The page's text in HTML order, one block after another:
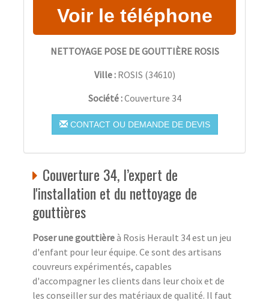
NETTOYAGE POSE DE GOUTTIÈRE ROSIS
Ville : ROSIS (34610)
Société :Couverture 34
CONTACT OU DEMANDE DE DEVIS
Couverture 34, l’expert de
l'installation et du nettoyage de
gouttières
Poser une gouttièreà Rosis Herault 34 est un jeu
d'enfant pour leur équipe. Ce sont des artisans
couvreurs expérimentés, capables
d'accompagner les clients dans leur choix et de
les conseiller sur des matériaux de qualité. Il faut